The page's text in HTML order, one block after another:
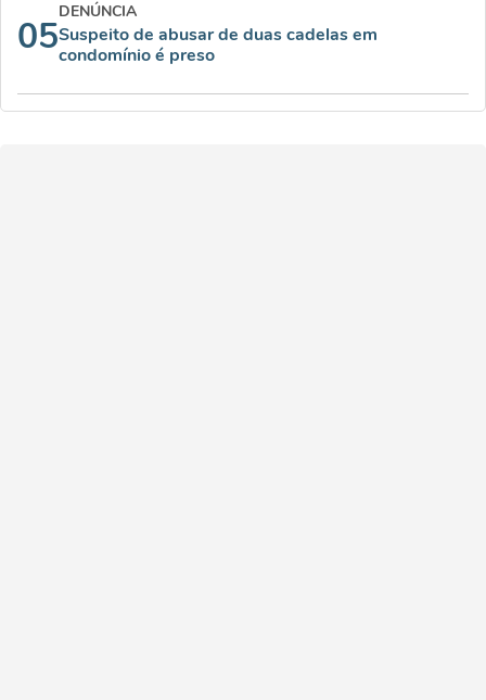
05
DENÚNCIA
Suspeito de abusar de duas cadelas em
condomínio é preso